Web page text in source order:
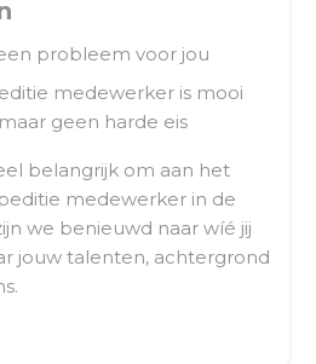
in het magazijn te zetten
van de orders
probleem voor jou
medewerker is mooi
geen harde eis
belangrijk om aan het
medewerker in de
we benieuwd naar wíé jij
jouw talenten, achtergrond